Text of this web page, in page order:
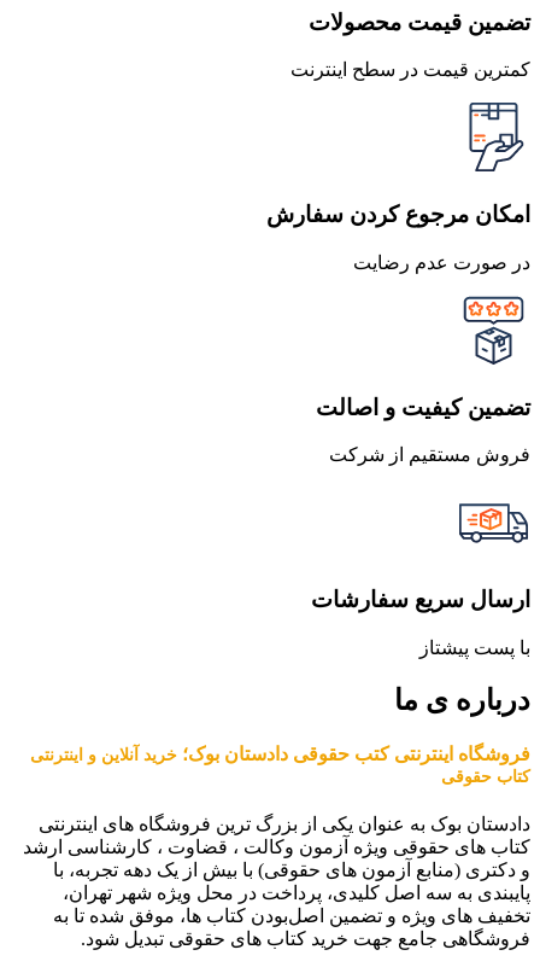
تضمین قیمت محصولات
کمترین قیمت در سطح اینترنت
امکان مرجوع کردن سفارش
در صورت عدم رضایت
تضمین کیفیت و اصالت
فروش مستقیم از شرکت
ارسال سریع سفارشات
با پست پیشتاز
درباره ی ما
فروشگاه اینترنتی کتب حقوقی دادستان بوک؛ خرید آنلاین و اینترنتی
کتاب حقوقی
دادستان بوک به عنوان یکی از بزرگ ترین فروشگاه های اینترنتی
کتاب های حقوقی ویژه آزمون وکالت ، قضاوت ، کارشناسی ارشد
و دکتری (منابع آزمون های حقوقی) با بیش از یک دهه تجربه، با
پایبندی به سه اصل کلیدی، پرداخت در محل ویژه شهر تهران،
تخفیف های ویژه و تضمین اصل‌بودن کتاب ها، موفق شده تا به
فروشگاهی جامع جهت خرید کتاب های حقوقی تبدیل شود.